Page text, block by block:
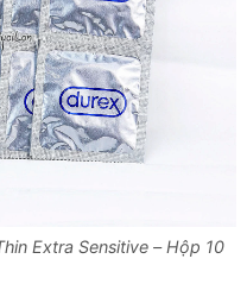
Extra Sensitive – Hộp 10